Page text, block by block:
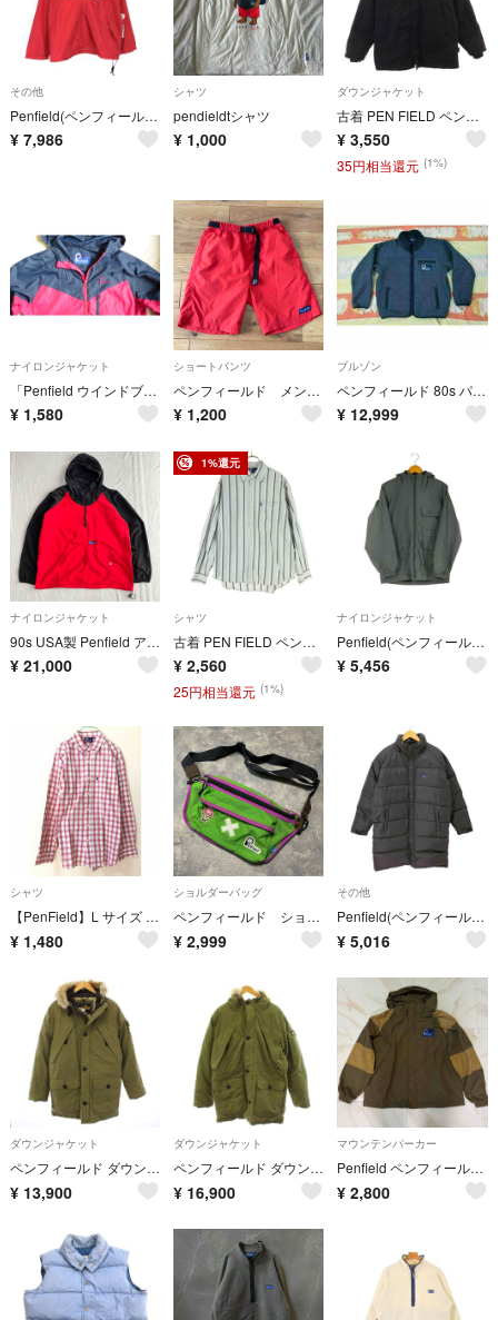
その他
Penfield(ペンフィールド) 三角タグ ハーフジップ アノラックパーカー
¥ 7,986
シャツ
pendieldtシャツ
¥ 1,000
ダウンジャケット
古着 PEN FIELD ペンフィールド 中綿ジャケット M ブラック メンズ
¥ 3,550
35円相当還元 (1%)
ナイロンジャケット
「Penfield ウインドブレーカー」USED
¥ 1,580
ショートパンツ
ペンフィールド メンズ ハーフパンツ S
¥ 1,200
ブルゾン
ペンフィールド 80s パイルジャケット 8130 USA製 紺 ビンテージ
¥ 12,999
ナイロンジャケット
90s USA製 Penfield アノラックパーカー オアシス ノエル着用
¥ 21,000
1%還元
シャツ
古着 PEN FIELD ペンフィールド ストライプ 長袖 コットンシャツ M ライトグレー メンズ
¥ 2,560
25円相当還元 (1%)
ナイロンジャケット
Penfield(ペンフィールド) メンズ アウター ジャケット
¥ 5,456
シャツ
【PenField】L サイズ メンズ cotton 100% 長袖シャツ
¥ 1,480
ショルダーバッグ
ペンフィールド ショルダー
¥ 2,999
その他
Penfield(ペンフィールド) ダウンコート メンズ アウター コート
¥ 5,016
ダウンジャケット
ペンフィールド ダウンジャケット アウター コヨーテファー S カーキ
¥ 13,900
ダウンジャケット
ペンフィールド ダウンジャケット フード アウター L カーキ /AN24
¥ 16,900
マウンテンパーカー
Penfield ペンフィールド マウンテンパーカー ナイロンジャケット カーキ
¥ 2,800